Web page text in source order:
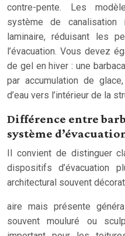
contre-pente. Les
système de
laminaire, réduisant les
l’évacuation. Vous devez
de gel en hiver : une
par accumulation de
d’eau vers l’intérieur de la
Différence entre
système
Il convient de distinguer
dispositifs d’évacuation
architectural souvent
aire mais présente
souvent mouluré ou